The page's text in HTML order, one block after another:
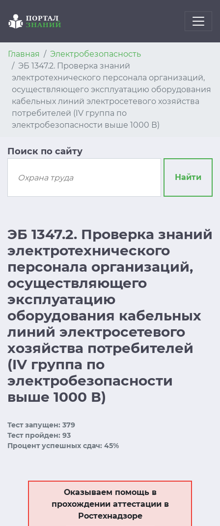
Главная
Электробезопасность
ЭБ 1347.2. Проверка знаний
электротехнического персонала организаций,
осуществляющего эксплуатацию оборудования
кабельных линий электросетевого хозяйства
потребителей (IV группа по
электробезопасности выше 1000 В)
Поиск по сайту
Найти
ЭБ 1347.2. Проверка знаний
электротехнического
персонала организаций,
осуществляющего
эксплуатацию
оборудования кабельных
линий электросетевого
хозяйства потребителей
(IV группа по
электробезопасности
выше 1000 В)
Тест запущен: 379
Тест пройден: 93
Процент успешных сдач: 45%
Оказываем помощь в
прохождении аттестации в
Ростехнадзоре